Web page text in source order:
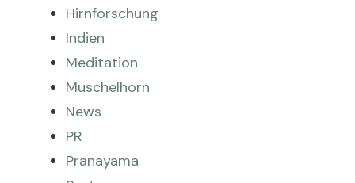
Hirnforschung
Indien
Meditation
Muschelhorn
News
PR
Pranayama